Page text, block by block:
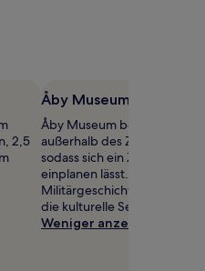
2,5
Åby Museum
Åby Museum befindet sich
außerhalb des Zentrums
sodass sich ein
einplanen lässt. Museum zur
Militärgeschichte ist der
die kulturelle Seite von
Weniger anzeigen